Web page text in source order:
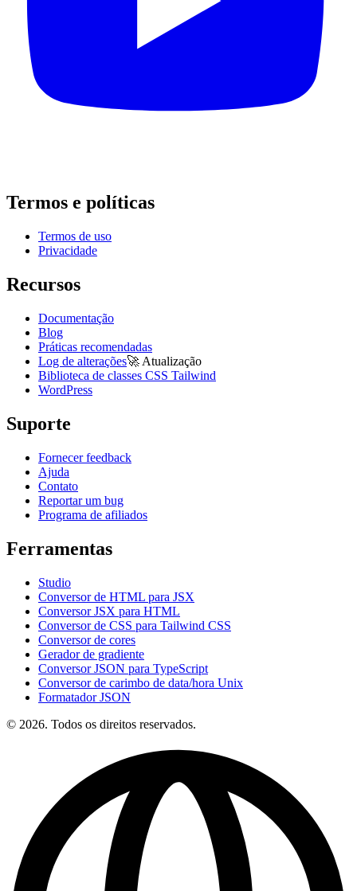
Termos e políticas
Termos de uso
Privacidade
Recursos
Documentação
Blog
Práticas recomendadas
Log de alterações🚀 Atualização
Biblioteca de classes CSS Tailwind
WordPress
Suporte
Fornecer feedback
Ajuda
Contato
Reportar um bug
Programa de afiliados
Ferramentas
Studio
Conversor de HTML para JSX
Conversor JSX para HTML
Conversor de CSS para Tailwind CSS
Conversor de cores
Gerador de gradiente
Conversor JSON para TypeScript
Conversor de carimbo de data/hora Unix
Formatador JSON
© 2026. Todos os direitos reservados.